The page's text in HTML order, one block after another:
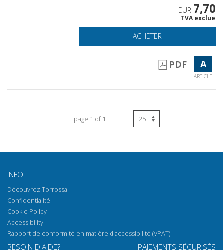
EUR 7,70
TVA exclue
ACHETER
PDF A
ARTICLE
page 1 of 1
INFO
Découvrez Torrossa
Confidentialité
Cookie Policy
Accessibility
Rapport de conformité en matière d'accessibilité (VPAT)
BESOIN D'AIDE? PAIEMENTS SÉCURISÉS